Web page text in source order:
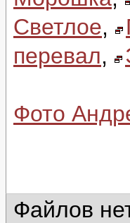
Светлое,
перевал,
Фото
Файлов